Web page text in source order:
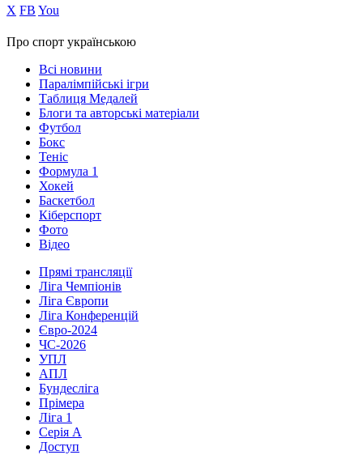
Х FB You
Про спорт українською
Всі новини
Паралімпійські ігри
Таблиця Медалей
Блоги та авторські матеріали
Футбол
Бокс
Теніс
Формула 1
Хокей
Баскетбол
Кіберспорт
Фото
Відео
Прямі трансляції
Ліга Чемпіонів
Ліга Європи
Ліга Конференцій
Євро-2024
ЧС-2026
УПЛ
АПЛ
Бундесліга
Прімера
Ліга 1
Серія А
Доступ